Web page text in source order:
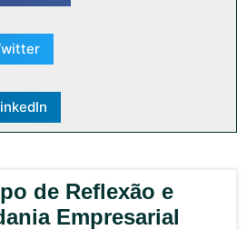
de Reflexão e
Empresarial